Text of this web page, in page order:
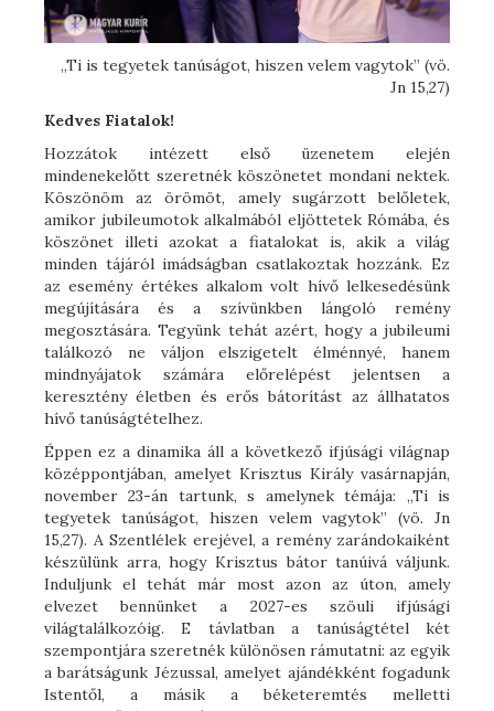
„Ti is tegyetek tanúságot, hiszen velem vagytok” (vö.
Jn 15,27)
Kedves Fiatalok!
Hozzátok intézett első üzenetem elején
mindenekelőtt szeretnék köszönetet mondani nektek.
Köszönöm az örömöt, amely sugárzott belőletek,
amikor jubileumotok alkalmából eljöttetek Rómába, és
köszönet illeti azokat a fiatalokat is, akik a világ
minden tájáról imádságban csatlakoztak hozzánk. Ez
az esemény értékes alkalom volt hívő lelkesedésünk
megújítására és a szívünkben lángoló remény
megosztására. Tegyünk tehát azért, hogy a jubileumi
találkozó ne váljon elszigetelt élménnyé, hanem
mindnyájatok számára előrelépést jelentsen a
keresztény életben és erős bátorítást az állhatatos
hívő tanúságtételhez.
Éppen ez a dinamika áll a következő ifjúsági világnap
középpontjában, amelyet Krisztus Király vasárnapján,
november 23-án tartunk, s amelynek témája: „Ti is
tegyetek tanúságot, hiszen velem vagytok” (vö. Jn
15,27). A Szentlélek erejével, a remény zarándokaiként
készülünk arra, hogy Krisztus bátor tanúivá váljunk.
Induljunk el tehát már most azon az úton, amely
elvezet bennünket a 2027-es szöuli ifjúsági
világtalálkozóig. E távlatban a tanúságtétel két
szempontjára szeretnék különösen rámutatni: az egyik
a barátságunk Jézussal, amelyet ajándékként fogadunk
Istentől, a másik a béketeremtés melletti